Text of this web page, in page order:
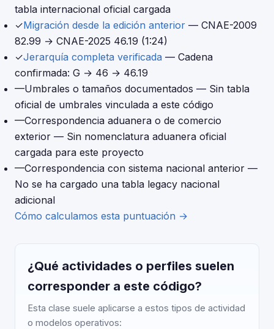
tabla internacional oficial cargada
✓Migración desde la edición anterior — CNAE-2009
82.99 → CNAE-2025 46.19 (1:24)
✓Jerarquía completa verificada — Cadena
confirmada: G → 46 → 46.19
—Umbrales o tamaños documentados — Sin tabla
oficial de umbrales vinculada a este código
—Correspondencia aduanera o de comercio
exterior — Sin nomenclatura aduanera oficial
cargada para este proyecto
—Correspondencia con sistema nacional anterior —
No se ha cargado una tabla legacy nacional
adicional
Cómo calculamos esta puntuación →
¿Qué actividades o perfiles suelen
corresponder a este código?
Esta clase suele aplicarse a estos tipos de actividad
o modelos operativos: